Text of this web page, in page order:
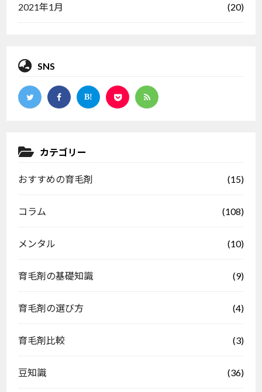
2021年1月 (20)
SNS
カテゴリー
おすすめの育毛剤 (15)
コラム (108)
メンタル (10)
育毛剤の基礎知識 (9)
育毛剤の選び方 (4)
育毛剤比較 (3)
豆知識 (36)